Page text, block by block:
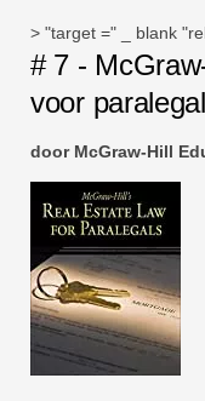
> "target =" _ blank
# 7 -
voor
door McGraw-Hill